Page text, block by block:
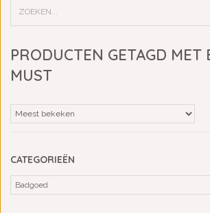
PRODUCTEN GETAGD MET
MUST
CATEGORIEËN